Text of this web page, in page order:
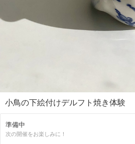
是非、ポタリーマードレーで、陶器の下絵
下さい。
小鳥の下絵付けデルフト焼き体験
準備中
次の開催をお楽しみに！